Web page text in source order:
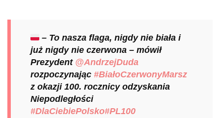
– To nasza flaga, nigdy nie biała i
już nigdy nie czerwona – mówił
Prezydent @AndrzejDuda
rozpoczynając #BiałoCzerwonyMarsz
z okazji 100. rocznicy odzyskania
Niepodległości
#DlaCiebiePolsko#PL100